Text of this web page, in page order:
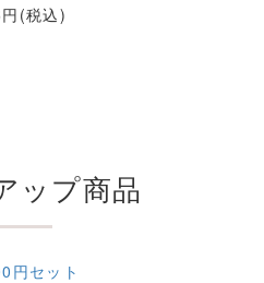
(税込)
ップ商品
円セット